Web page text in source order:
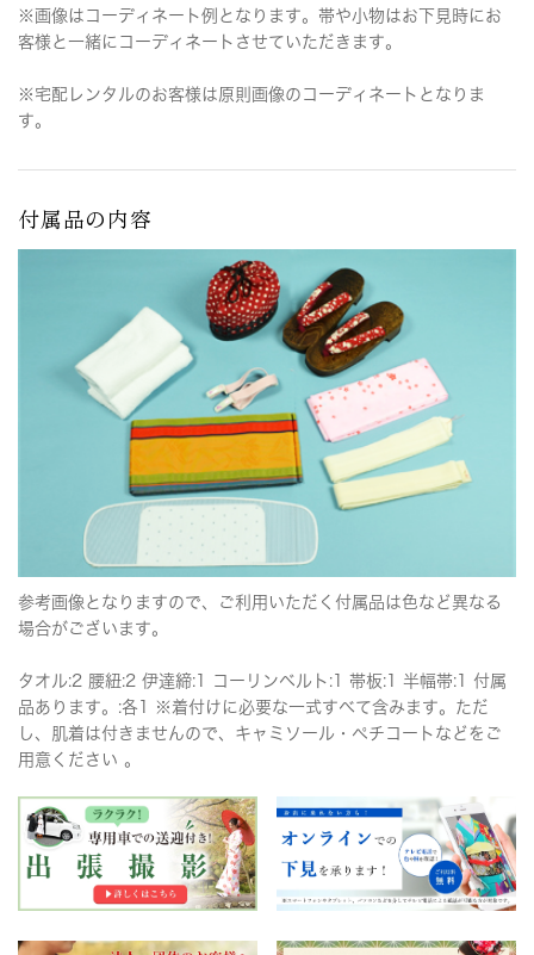
※画像はコーディネート例となります。帯や小物はお下見時にお
客様と一緒にコーディネートさせていただきます。
※宅配レンタルのお客様は原則画像のコーディネートとなりま
す。
付属品の内容
参考画像となりますので、ご利用いただく付属品は色など異なる
場合がございます。
タオル:2 腰紐:2 伊達締:1 コーリンベルト:1 帯板:1 半幅帯:1 付属
品あります。:各1 ※着付けに必要な一式すべて含みます。ただ
し、肌着は付きませんので、キャミソール・ペチコートなどをご
用意ください 。